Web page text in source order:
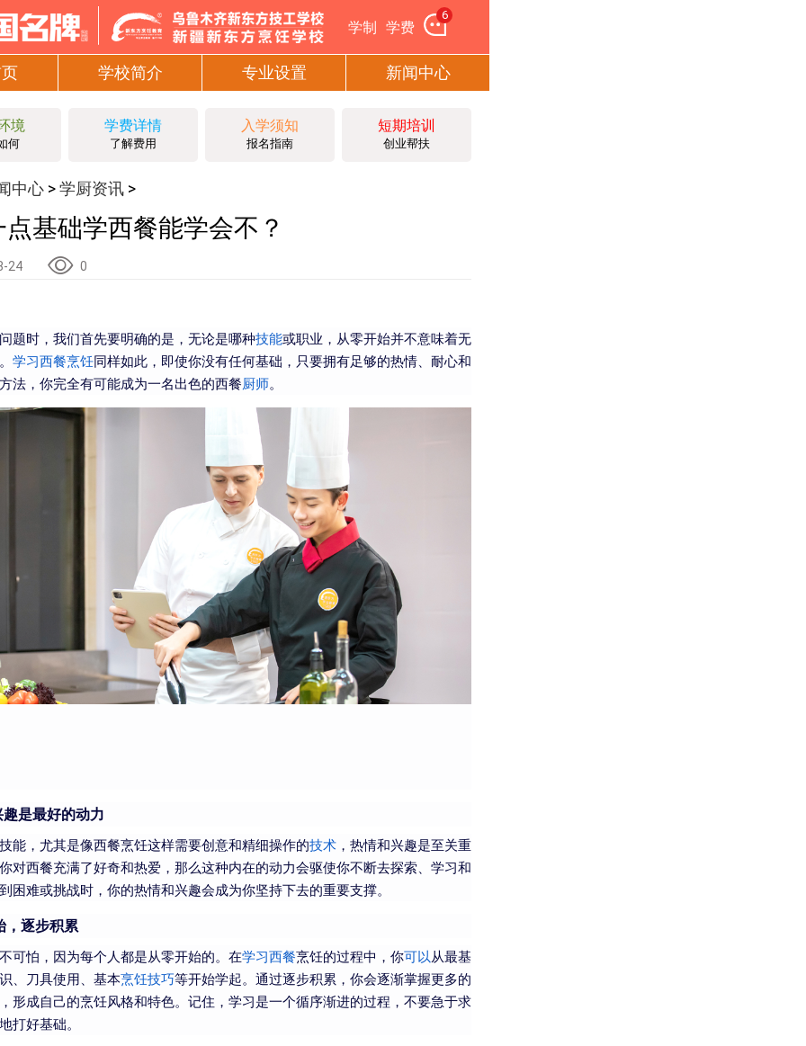
学制 学费
6
学校简介 专业设置 新闻中心
境
何
学费详情
了解费用
入学须知
报名指南
短期培训
创业帮扶
中心> 学厨资讯>
基础学西餐能学会不？
24 0
题时，我们首先要明确的是，无论是哪种技能或职业，从零开始并不意味着无
学习西餐烹饪同样如此，即使你没有任何基础，只要拥有足够的热情、耐心和
法，你完全有可能成为一名出色的西餐厨师。
是最好的动力
能，尤其是像西餐烹饪这样需要创意和精细操作的技术 ，热情和兴趣是至关重
对西餐充满了好奇和热爱，那么这种内在的动力会驱使你不断去探索、学习和
困难或挑战时，你的热情和兴趣会成为你坚持下去的重要支撑。
，逐步积累
可怕，因为每个人都是从零开始的。在学习西餐烹饪的过程中，你可以 从最基
、刀具使用、基本烹饪技巧等开始学起。通过逐步积累，你会逐渐掌握更多的
形成自己的烹饪风格和特色。记住，学习是一个循序渐进的过程，不要急于求
打好基础。